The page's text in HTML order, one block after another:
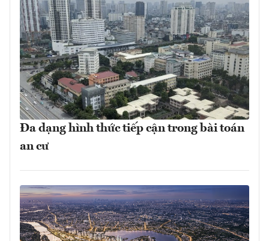
Đa dạng hình thức tiếp cận trong bài toán
an cư